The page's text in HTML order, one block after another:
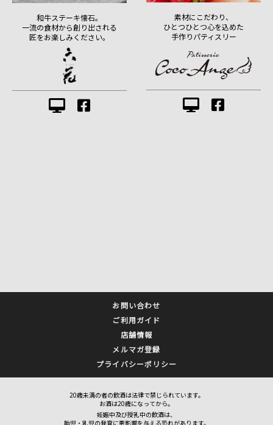
和牛ステーキ懐石。
一流の食材から創り出される
匠をお楽しみください。
素材にこだわり、
ひとつひとつ心を込めた
手作りパティスリー
お問い合わせ
ご利用ガイド
店舗情報
メルマガ登録
プライバシーポリシー
20歳未満の者の飲酒は法律で禁じられています。
お酒は20歳になってから。
妊娠中及び授乳中の飲酒は、
胎児・乳児の発育に悪影響を与える恐れがあります。